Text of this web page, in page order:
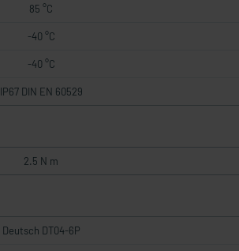
85 °C
-40 °C
-40 °C
IP67 DIN EN 60529
2.5 N m
Deutsch DT04-6P